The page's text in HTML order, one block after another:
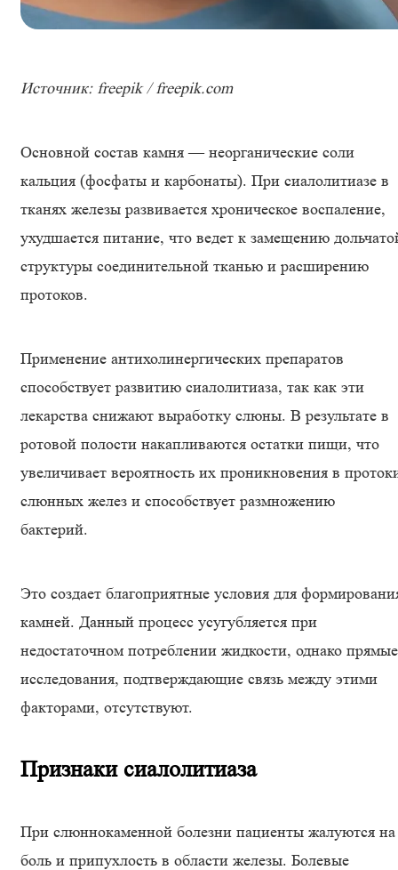
Источник: freepik / freepik.com
Основной состав камня — неорганические соли
кальция (фосфаты и карбонаты). При сиалолитиазе в
тканях железы развивается хроническое воспаление,
ухудшается питание, что ведет к замещению
структуры соединительной тканью и расширению
протоков.
Применение антихолинергических препаратов
способствует развитию сиалолитиаза, так как эти
лекарства снижают выработку слюны. В результате в
ротовой полости накапливаются остатки пищи, что
увеличивает вероятность их проникновения в
слюнных желез и способствует размножению
бактерий.
Это создает благоприятные условия для
камней. Данный процесс усугубляется при
недостаточном потреблении жидкости, однако прямые
исследования, подтверждающие связь между этими
факторами, отсутствуют.
Признаки сиалолитиаза
При слюннокаменной болезни пациенты жалуются на
боль и припухлость в области железы. Болевые